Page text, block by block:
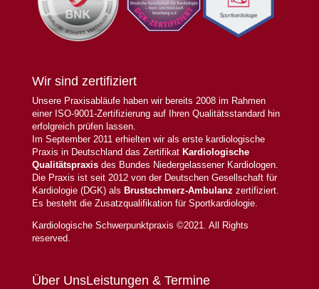
Wir sind zertifiziert
Unsere Praxisabläufe haben wir bereits 2008 im Rahmen
einer ISO-9001-Zertifizierung auf Ihren Qualitätsstandard hin
erfolgreich prüfen lassen.
Im September 2011 erhielten wir als erste kardiologische
Praxis in Deutschland das Zertifikat Kardiologische
Qualitätspraxisdes Bundes Niedergelassener Kardiologen.
Die Praxis ist seit 2012 von der Deutschen Gesellschaft für
Kardiologie (DGK) als Brustschmerz-Ambulanz zertifiziert.
Es besteht die Zusatzqualifikation für Sportkardiologie.
Kardiologische Schwerpunktpraxis ©2021. All Rights
reserved.
Über UnsLeistungen & Termine